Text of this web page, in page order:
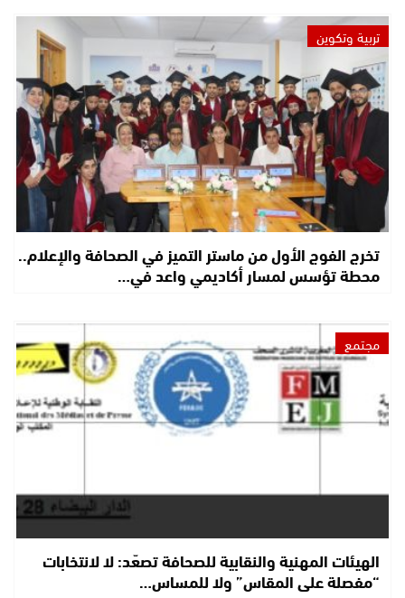
تربية وتكوين
تخرج الفوج الأول من ماستر التميز في الصحافة والإعلام..
محطة تؤسس لمسار أكاديمي واعد في…
مجتمع
الهيئات المهنية والنقابية للصحافة تصعّد: لا لانتخابات
“مفصلة على المقاس” ولا للمساس…